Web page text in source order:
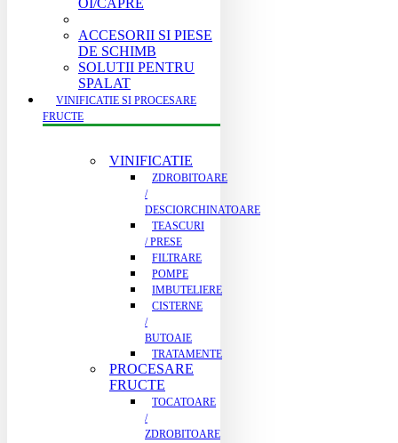
OI/CAPRE
ACCESORII SI PIESE
DE SCHIMB
SOLUTII PENTRU
SPALAT
VINIFICATIE SI PROCESARE
FRUCTE
VINIFICATIE
ZDROBITOARE
/
DESCIORCHINATOARE
TEASCURI
/ PRESE
FILTRARE
POMPE
IMBUTELIERE
CISTERNE
/
BUTOAIE
TRATAMENTE
PROCESARE
FRUCTE
TOCATOARE
/
ZDROBITOARE